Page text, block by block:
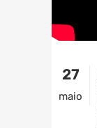
27
maio